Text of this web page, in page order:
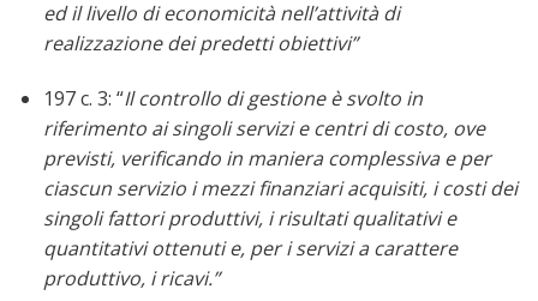
ed il livello di economicità nell’attività di
realizzazione dei predetti obiettivi”
197 c. 3: “Il controllo di gestione è svolto in
riferimento ai singoli servizi e centri di costo, ove
previsti, verificando in maniera complessiva e per
ciascun servizio i mezzi finanziari acquisiti, i costi dei
singoli fattori produttivi, i risultati qualitativi e
quantitativi ottenuti e, per i servizi a carattere
produttivo, i ricavi.”